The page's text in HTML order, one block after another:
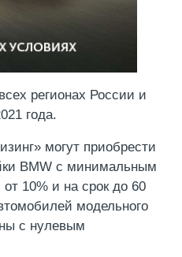
регионах России и
года.
могут приобрести
BMW с минимальным
10% и на срок до 60
модельного
с нулевым